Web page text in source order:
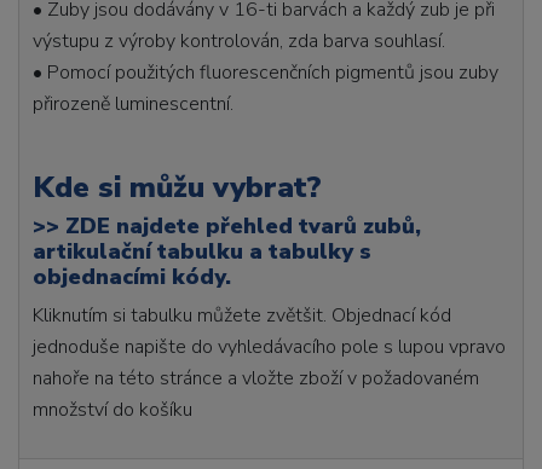
• Zuby jsou dodávány v 16-ti barvách a každý zub je při
výstupu z výroby kontrolován, zda barva souhlasí.
• Pomocí použitých fluorescenčních pigmentů jsou zuby
přirozeně luminescentní.
Kde si můžu vybrat?
>> ZDE najdete přehled tvarů zubů,
artikulační tabulku a tabulky s
objednacími kódy.
Kliknutím si tabulku můžete zvětšit. Objednací kód
jednoduše napište do vyhledávacího pole s lupou vpravo
nahoře na této stránce a vložte zboží v požadovaném
množství do košíku